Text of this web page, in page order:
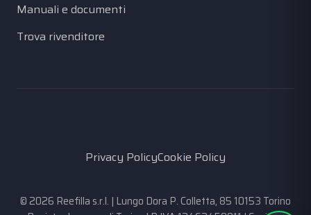
Manuali e documenti
Trova rivenditore
Privacy PolicyCookie Policy
© 2026 Reefilla s.r.l. | Lungo Dora P. Colletta, 85 10153 Torino